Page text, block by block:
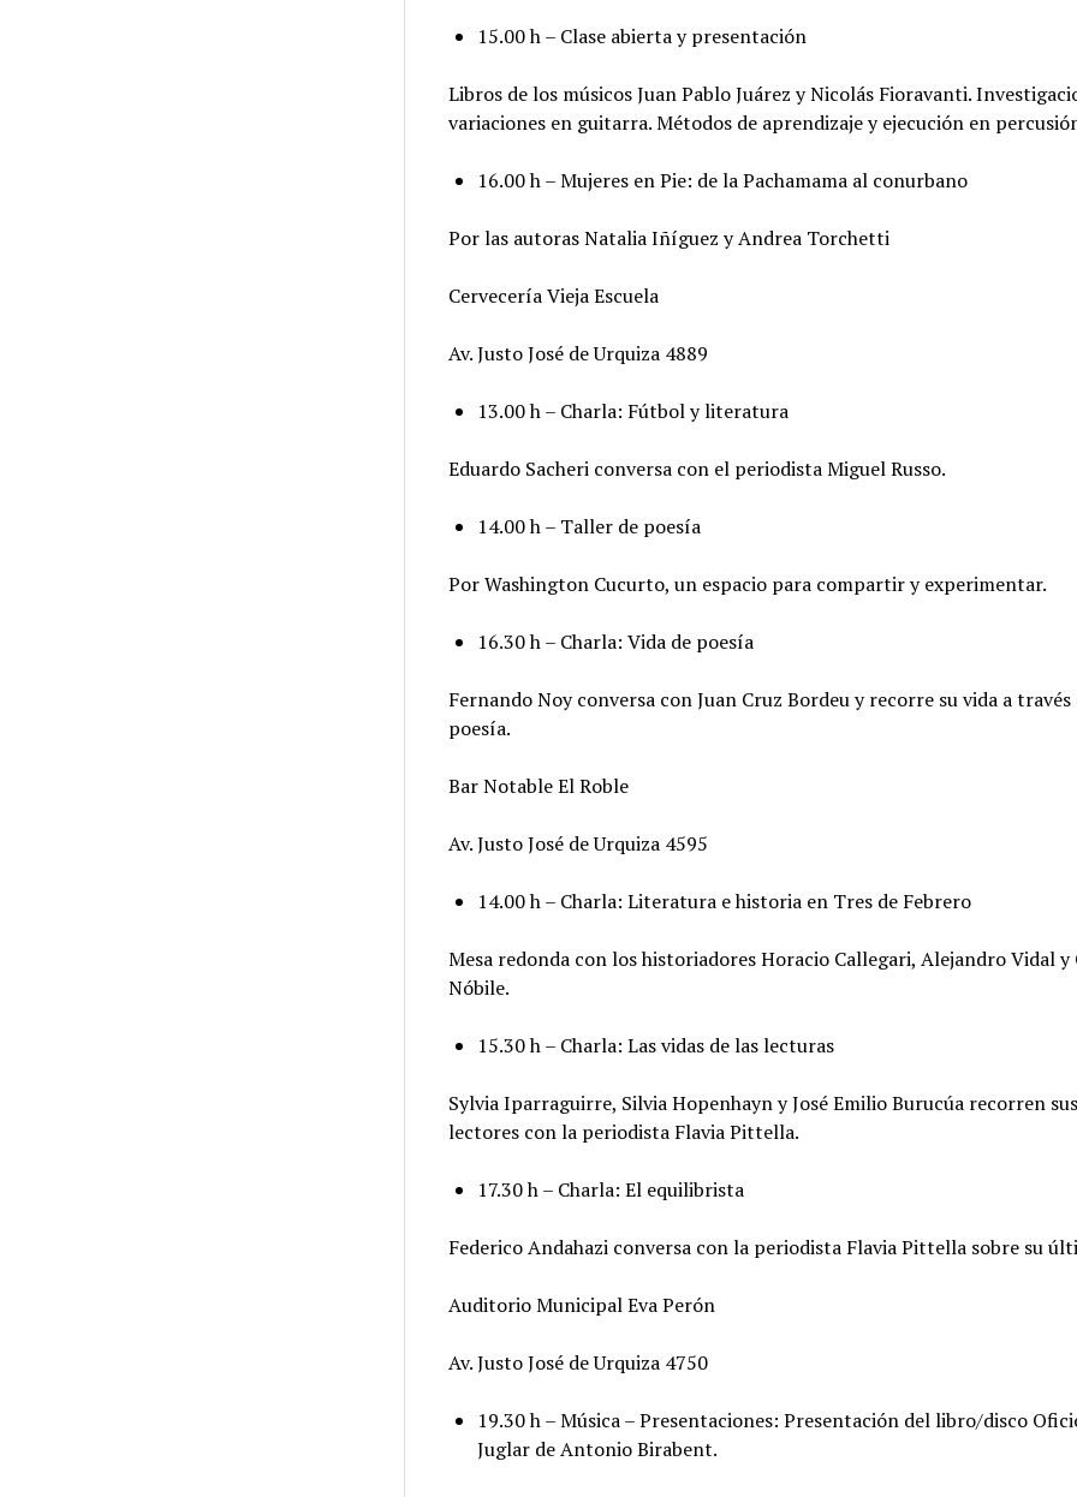
15.00 h – Clase abierta y presentación
Libros de los músicos Juan Pablo Juárez y Nicolás Fioravanti.
variaciones en guitarra. Métodos de aprendizaje y ejecución en
16.00 h – Mujeres en Pie: de la Pachamama al conurbano
Por las autoras Natalia Iñíguez y Andrea Torchetti
Cervecería Vieja Escuela
Av. Justo José de Urquiza 4889
13.00 h – Charla: Fútbol y literatura
Eduardo Sacheri conversa con el periodista Miguel Russo.
14.00 h – Taller de poesía
Por Washington Cucurto, un espacio para compartir y experimentar.
16.30 h – Charla: Vida de poesía
Fernando Noy conversa con Juan Cruz Bordeu y recorre su vida a través
poesía.
Bar Notable El Roble
Av. Justo José de Urquiza 4595
14.00 h – Charla: Literatura e historia en Tres de Febrero
Mesa redonda con los historiadores Horacio Callegari, Alejandro Vidal
Nóbile.
15.30 h – Charla: Las vidas de las lecturas
Sylvia Iparraguirre, Silvia Hopenhayn y José Emilio Burucúa recorren
lectores con la periodista Flavia Pittella.
17.30 h – Charla: El equilibrista
Federico Andahazi conversa con la periodista Flavia Pittella sobre su
Auditorio Municipal Eva Perón
Av. Justo José de Urquiza 4750
19.30 h – Música – Presentaciones: Presentación del libro/disco
Juglar de Antonio Birabent.